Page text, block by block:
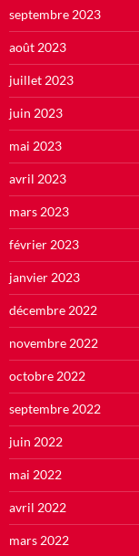
septembre 2023
août 2023
juillet 2023
juin 2023
mai 2023
avril 2023
mars 2023
février 2023
janvier 2023
décembre 2022
novembre 2022
octobre 2022
septembre 2022
juin 2022
mai 2022
avril 2022
mars 2022